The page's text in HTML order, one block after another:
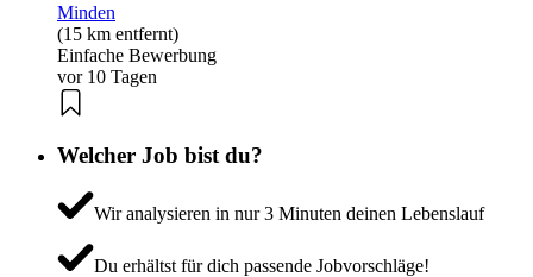
Minden
(15 km entfernt)
Einfache Bewerbung
vor 10 Tagen
Welcher Job bist du?
Wir analysieren in nur 3 Minuten deinen Lebenslauf
Du erhältst für dich passende Jobvorschläge!